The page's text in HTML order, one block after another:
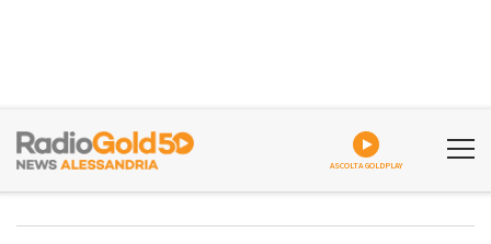
ASCOLTA GOLDPLAY